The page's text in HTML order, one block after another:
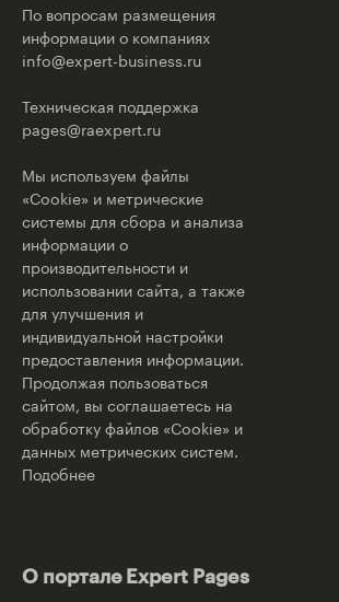
По вопросам размещения
информации о компаниях
info@expert-business.ru
Техническая поддержка
pages@raexpert.ru
Мы используем файлы
«Cookie» и метрические
системы для сбора и анализа
информации о
производительности и
использовании сайта, а также
для улучшения и
индивидуальной настройки
предоставления информации.
Продолжая пользоваться
сайтом, вы соглашаетесь на
обработку файлов «Cookie» и
данных метрических систем.
Подобнее
О портале Expert Pages